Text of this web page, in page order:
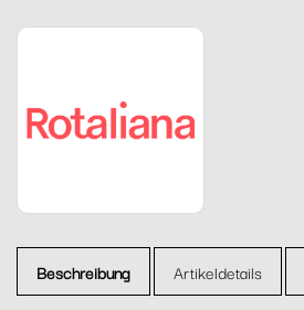
Beschreibung Artikeldetails